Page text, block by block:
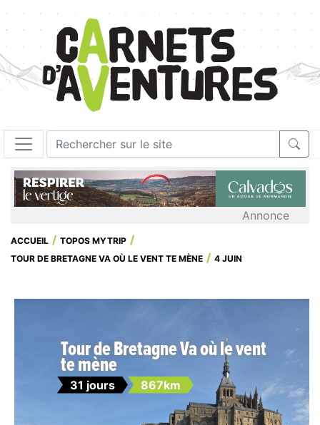
Annonce
ACCUEIL
TOPOS MYTRIP
TOUR DE BRETAGNE VA OÙ LE VENT TE MÈNE
4 JUIN
Tour de Bretagne Va où le vent
te mène
31 jours 867km